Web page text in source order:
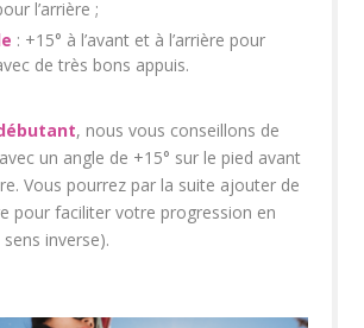
l’arrière ;
: +15° à l’avant et à l’arrière pour
de très bons appuis.
, nous vous conseillons de
un angle de +15° sur le pied avant
Vous pourrez par la suite ajouter de
pour faciliter votre progression en
inverse).